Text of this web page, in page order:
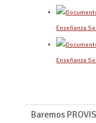
Enseñanza
Enseñanza
Baremos